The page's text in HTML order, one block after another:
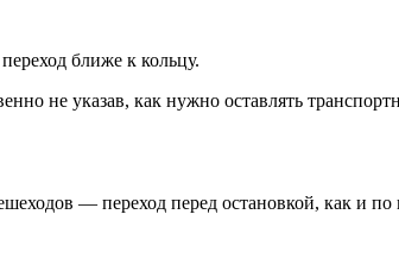
ближе к кольцу.
не указав, как нужно оставлять
— переход перед остановкой, как и по